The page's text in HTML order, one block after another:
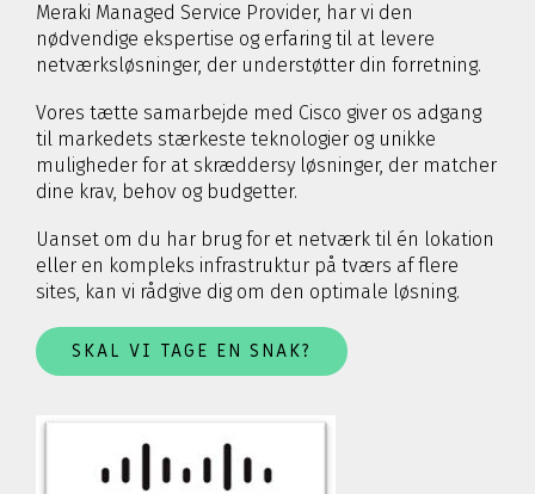
Meraki Managed Service Provider, har vi den
nødvendige ekspertise og erfaring til at levere
netværksløsninger, der understøtter din forretning.
Vores tætte samarbejde med Cisco giver os adgang
til markedets stærkeste teknologier og unikke
muligheder for at skræddersy løsninger, der matcher
dine krav, behov og budgetter.
Uanset om du har brug for et netværk til én lokation
eller en kompleks infrastruktur på tværs af flere
sites, kan vi rådgive dig om den optimale løsning.
SKAL VI TAGE EN SNAK?